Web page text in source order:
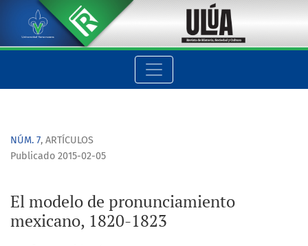
El modelo de pronunciamiento mexicano, 1820-1823
NÚM. 7, ARTÍCULOS
El modelo de pronunciamiento
mexicano, 1820-1823
Publicado 2015-02-05